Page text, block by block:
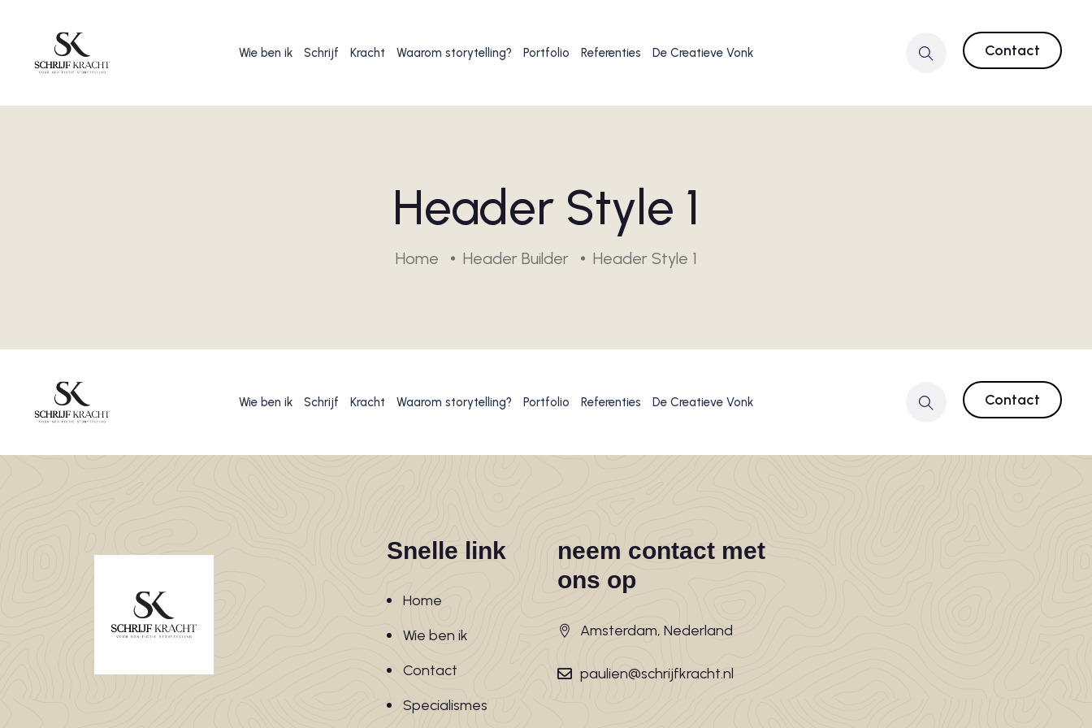
Wie ben ik Schrijf Kracht Waarom storytelling? Portfolio Referenties De Creatieve Vonk Contact
Header Style 1
Home Header Builder Header Style 1
Wie ben ik Schrijf Kracht Waarom storytelling? Portfolio Referenties De Creatieve Vonk Contact
Snelle link
Home
Wie ben ik
Contact
Specialismes
neem contact met
ons op
Amsterdam, Nederland
paulien@schrijfkracht.nl